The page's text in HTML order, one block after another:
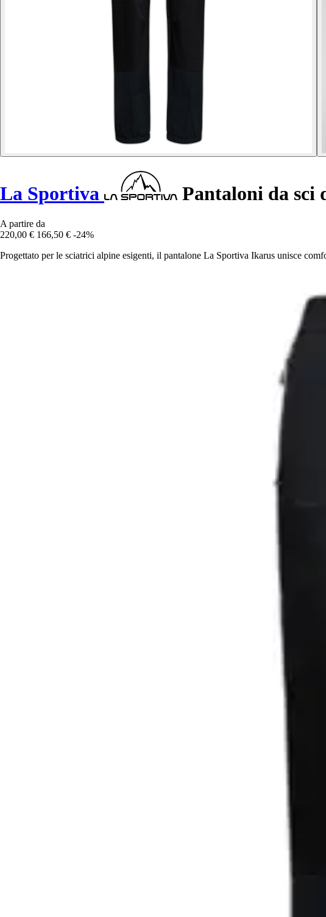
La Sportiva Pantaloni da sci
A partire da
220,00 € 166,50 € -24%
Progettato per le sciatrici alpine esigenti, il pantalone La Sportiva Ikarus unisce